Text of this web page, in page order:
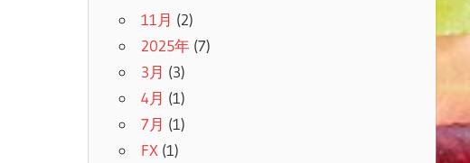
11月 (2)
2025年(7)
3月 (3)
4月 (1)
7月 (1)
FX(1)